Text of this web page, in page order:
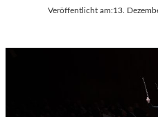
Veröffentlicht am:13.